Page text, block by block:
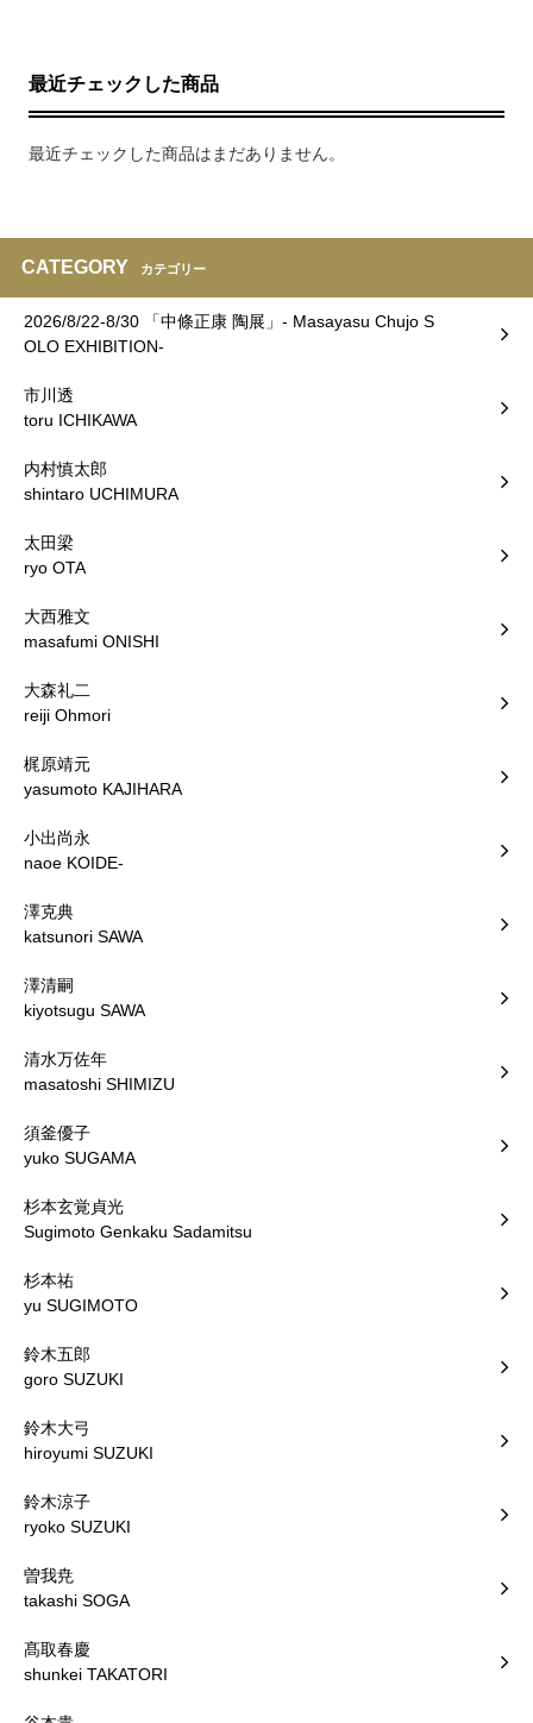
最近チェックした商品
最近チェックした商品はまだありません。
CATEGORY カテゴリー
2026/8/22-8/30 「中條正康 陶展」- Masayasu Chujo S
OLO EXHIBITION-
市川透
toru ICHIKAWA
内村慎太郎
shintaro UCHIMURA
太田梁
ryo OTA
大西雅文
masafumi ONISHI
大森礼二
reiji Ohmori
梶原靖元
yasumoto KAJIHARA
小出尚永
naoe KOIDE-
澤克典
katsunori SAWA
澤清嗣
kiyotsugu SAWA
清水万佐年
masatoshi SHIMIZU
須釜優子
yuko SUGAMA
杉本玄覚貞光
Sugimoto Genkaku Sadamitsu
杉本祐
yu SUGIMOTO
鈴木五郎
goro SUZUKI
鈴木大弓
hiroyumi SUZUKI
鈴木涼子
ryoko SUZUKI
曽我尭
takashi SOGA
髙取春慶
shunkei TAKATORI